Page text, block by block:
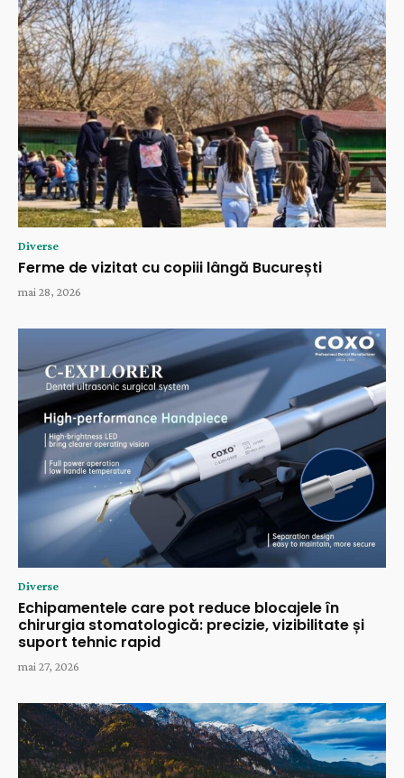
Diverse
Ferme de vizitat cu copiii lângă București
mai 28, 2026
Diverse
Echipamentele care pot reduce blocajele în
chirurgia stomatologică: precizie, vizibilitate și
suport tehnic rapid
mai 27, 2026